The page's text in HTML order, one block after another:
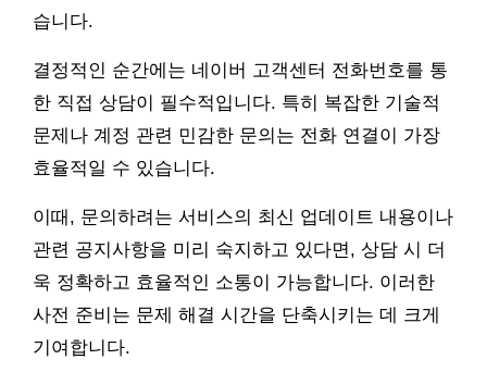
습니다.
결정적인 순간에는 네이버 고객센터 전화번호를 통
한 직접 상담이 필수적입니다. 특히 복잡한 기술적
문제나 계정 관련 민감한 문의는 전화 연결이 가장
효율적일 수 있습니다.
이때, 문의하려는 서비스의 최신 업데이트 내용이나
관련 공지사항을 미리 숙지하고 있다면, 상담 시 더
욱 정확하고 효율적인 소통이 가능합니다. 이러한
사전 준비는 문제 해결 시간을 단축시키는 데 크게
기여합니다.